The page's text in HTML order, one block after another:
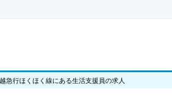
急行ほくほく線にある生活支援員の求人